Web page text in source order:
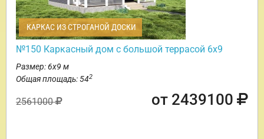
КАРКАС ИЗ СТРОГАНОЙ ДОСКИ
№150 Каркасный дом с большой террасой 6х9
Размер: 6х9 м
Общая площадь: 542
2561000 от 2439100